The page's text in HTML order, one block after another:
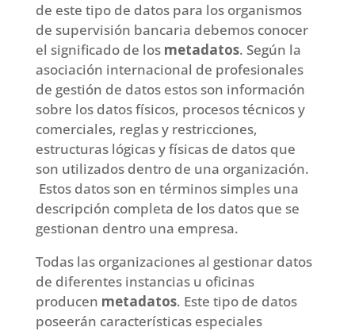
de este tipo de datos para los organismos
de supervisión bancaria debemos conocer
el significado de los metadatos. Según la
asociación internacional de profesionales
de gestión de datos estos son información
sobre los datos físicos, procesos técnicos y
comerciales, reglas y restricciones,
estructuras lógicas y físicas de datos que
son utilizados dentro de una organización.
Estos datos son en términos simples una
descripción completa de los datos que se
gestionan dentro una empresa.
Todas las organizaciones al gestionar datos
de diferentes instancias u oficinas
producen metadatos. Este tipo de datos
poseerán características especiales